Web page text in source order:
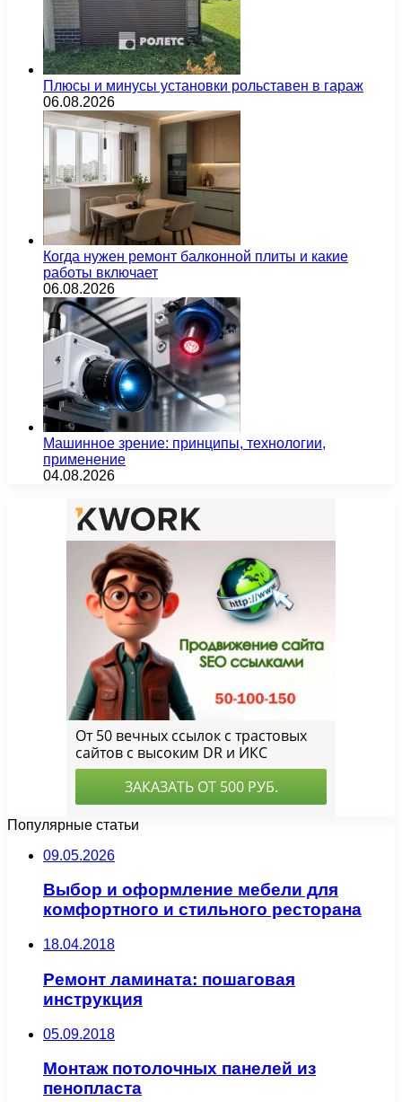
Плюсы и минусы установки рольставен в гараж
06.08.2026
Когда нужен ремонт балконной плиты и какие
работы включает
06.08.2026
Машинное зрение: принципы, технологии,
применение
04.08.2026
Популярные статьи
09.05.2026
Выбор и оформление мебели для
комфортного и стильного ресторана
18.04.2018
Ремонт ламината: пошаговая
инструкция
05.09.2018
Монтаж потолочных панелей из
пенопласта